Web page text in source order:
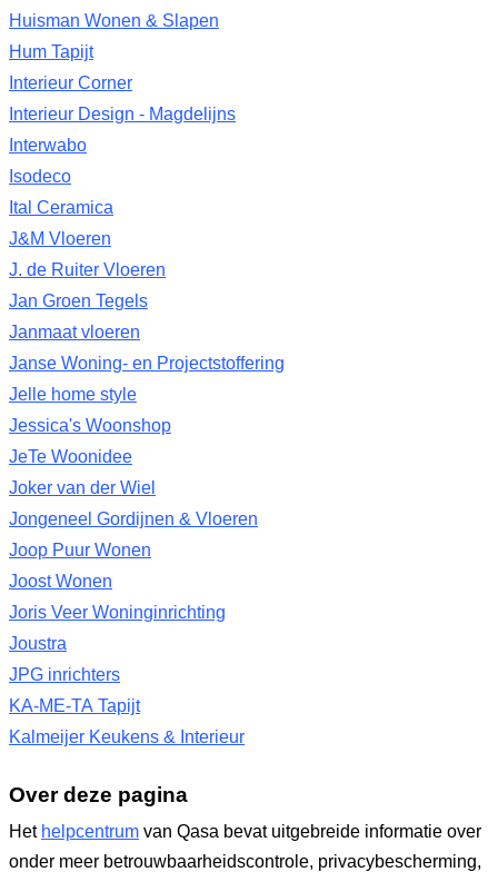
Huisman Wonen & Slapen
Hum Tapijt
Interieur Corner
Interieur Design - Magdelijns
Interwabo
Isodeco
Ital Ceramica
J&M Vloeren
J. de Ruiter Vloeren
Jan Groen Tegels
Janmaat vloeren
Janse Woning- en Projectstoffering
Jelle home style
Jessica's Woonshop
JeTe Woonidee
Joker van der Wiel
Jongeneel Gordijnen & Vloeren
Joop Puur Wonen
Joost Wonen
Joris Veer Woninginrichting
Joustra
JPG inrichters
KA-ME-TA Tapijt
Kalmeijer Keukens & Interieur
Over deze pagina
Het helpcentrum van Qasa bevat uitgebreide informatie over
onder meer betrouwbaarheidscontrole, privacybescherming,